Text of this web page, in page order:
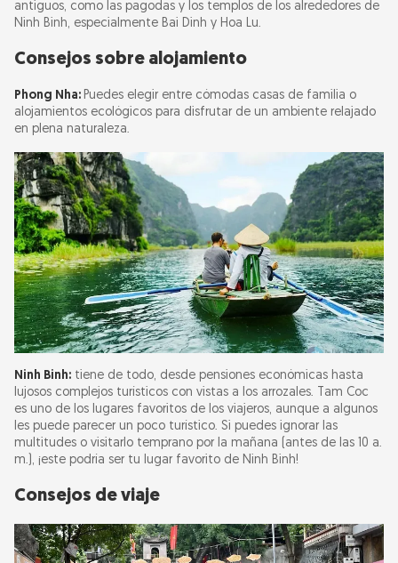
antiguos, como las pagodas y los templos de los alrededores de
Ninh Binh, especialmente Bai Dinh y Hoa Lu.
Consejos sobre alojamiento
Phong Nha: Puedes elegir entre cómodas casas de familia o
alojamientos ecológicos para disfrutar de un ambiente relajado
en plena naturaleza.
Ninh Binh: tiene de todo, desde pensiones económicas hasta
lujosos complejos turísticos con vistas a los arrozales. Tam Coc
es uno de los lugares favoritos de los viajeros, aunque a algunos
les puede parecer un poco turístico. Si puedes ignorar las
multitudes o visitarlo temprano por la mañana (antes de las 10 a.
m.), ¡este podría ser tu lugar favorito de Ninh Binh!
Consejos de viaje